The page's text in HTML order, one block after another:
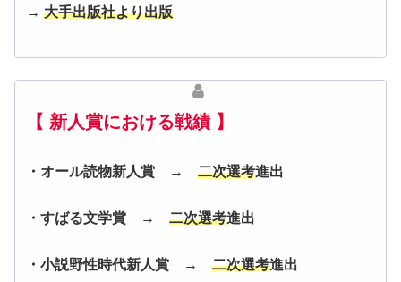
→ 大手出版社より出版
【 新人賞における戦績 】
・オール読物新人賞 → 二次選考進出
・すばる文学賞 → 二次選考進出
・小説野性時代新人賞 → 二次選考進出